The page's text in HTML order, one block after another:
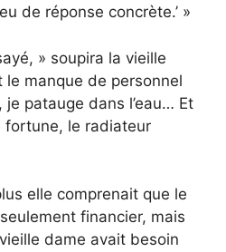
de réponse concrète.’ »
» soupira la vieille
le manque de personnel
patauge dans l’eau… Et
fortune, le radiateur
elle comprenait que le
financier, mais
dame avait besoin